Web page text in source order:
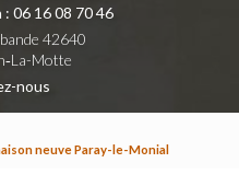
: 06 16 08 70 46
42640
Motte
nous
neuve Paray-le-Monial